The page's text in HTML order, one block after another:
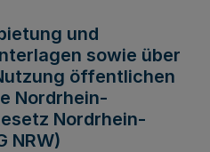
und
sowie über
öffentlichen
Nordrhein-
Nordrhein-
NRW)